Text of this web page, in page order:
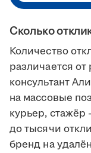
Сколько
Количество
различается
консультант
на массовые
курьер,
до тысячи
бренд на